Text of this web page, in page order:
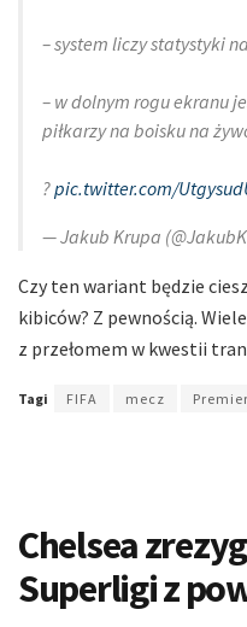
– system liczy statystyki
– w dolnym rogu ekranu
piłkarzy na boisku na
?pic.twitter.com/
— Jakub Krupa
Czy ten wariant będzie
kibiców? Z pewnością.
z przełomem w kwestii
Tagi FIFA mecz
Chelsea
Superligi z